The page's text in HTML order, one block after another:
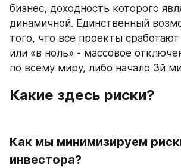
бизнес, доходность которого
динамичной. Единственный
того, что все проекты
или «в ноль» - массовое
по всему миру, либо начало 3й
Какие здесь риски?
Как мы минимизируем
инвестора?